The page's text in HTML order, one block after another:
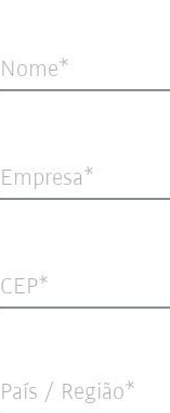
Nome
Empresa
CEP
País / Região*